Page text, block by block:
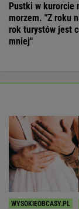
Pustki w kurorcie
morzem. "Z roku
rok turystów jest
mniej"